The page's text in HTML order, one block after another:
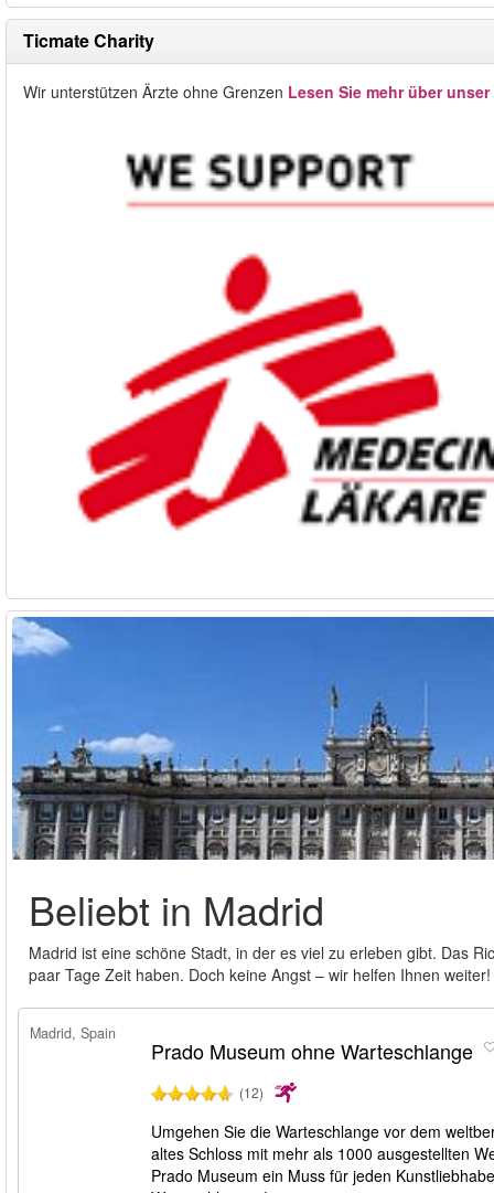
Ticmate Charity
Wir unterstützen Ärzte ohne Grenzen Lesen Sie mehr über
Beliebt in Madrid
Madrid ist eine schöne Stadt, in der es viel zu erleben gibt. Das
paar Tage Zeit haben. Doch keine Angst – wir helfen Ihnen
Madrid, Spain
Prado Museum ohne Warteschlange
(12)
Umgehen Sie die Warteschlange vor dem
altes Schloss mit mehr als 1000 ausgestellten
Prado Museum ein Muss für jeden